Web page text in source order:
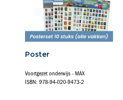
Poster
Voortgezet onderwijs - MAX
ISBN: 978-94-020-9473-2